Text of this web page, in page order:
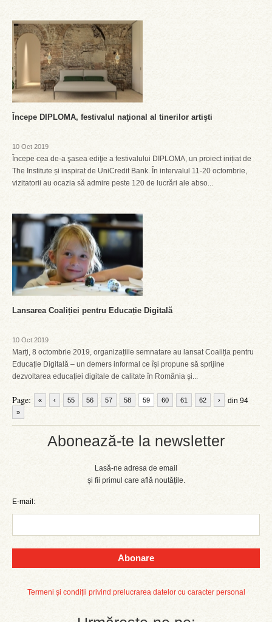
Abonează-te la newsletter
Lasă-ne adresa de email
și fii primul care află noutățile.
E-mail:
Abonare
Termeni și condiții privind prelucrarea datelor cu caracter personal
Începe DIPLOMA, festivalul naţional al tinerilor artişti
10 Oct 2019
Începe cea de-a şasea ediţie a festivalului DIPLOMA, un proiect inițiat de
The Institute și inspirat de UniCredit Bank. În intervalul 11-20 octombrie,
vizitatorii au ocazia să admire peste 120 de lucrări ale abso...
Lansarea Coaliției pentru Educație Digitală
10 Oct 2019
Marți, 8 octombrie 2019, organizațiile semnatare au lansat Coaliția pentru
Educație Digitală – un demers informal ce își propune să sprijine
dezvoltarea educației digitale de calitate în România și...
Page: « ‹ 55 56 57 58 59 60 61 62 din 94
›
»